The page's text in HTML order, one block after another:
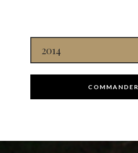
2014
COMMANDER